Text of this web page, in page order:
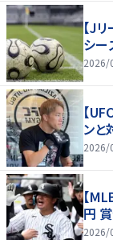
【J
シー
2026/
【
ンと
2026/
【
円
2026/